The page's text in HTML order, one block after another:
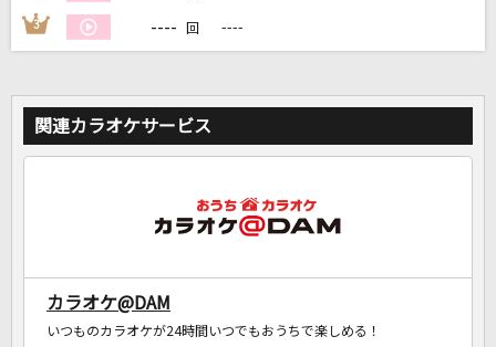
家族や友達と一緒に！練習にも！
3 ---- 回 ----
関連カラオケサービス
カラオケ@DAM
いつものカラオケが24時間いつでもおうちで楽しめる！